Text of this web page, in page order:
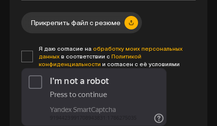
Прикрепить файл с резюме
Я даю согласие на обработку моих персональных
данных в соответствии с Политикой
конфиденциальности и согласен с её условиями